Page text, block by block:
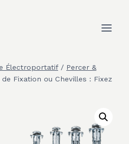
Électroportatif / Percer &
de Fixation ou Chevilles : Fixez